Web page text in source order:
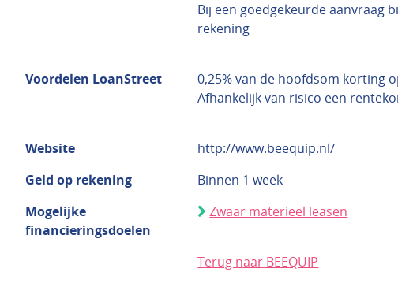
Bij een goedgekeurde aanvraag
rekening
Voordelen LoanStreet
0,25% van de hoofdsom korting
Afhankelijk van risico een
Website
http://www.beequip.nl/
Geld op rekening
Binnen 1 week
Mogelijke
financieringsdoelen
Zwaar materieel leasen
Terug naar BEEQUIP